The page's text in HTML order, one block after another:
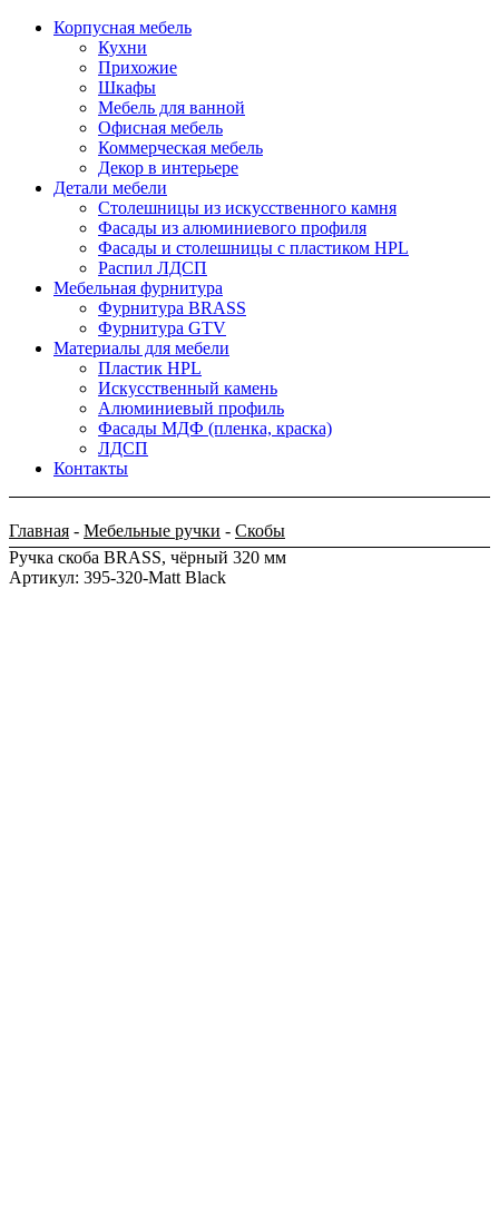
Корпусная мебель
Кухни
Прихожие
Шкафы
Мебель для ванной
Офисная мебель
Коммерческая мебель
Декор в интерьере
Детали мебели
Столешницы из искусственного камня
Фасады из алюминиевого профиля
Фасады и столешницы с пластиком HPL
Распил ЛДСП
Мебельная фурнитура
Фурнитура BRASS
Фурнитура GTV
Материалы для мебели
Пластик HPL
Искусственный камень
Алюминиевый профиль
Фасады МДФ (пленка, краска)
ЛДСП
Контакты
Главная - Мебельные ручки - Скобы
Ручка скоба BRASS, чёрный 320 мм
Артикул: 395-320-Matt Black